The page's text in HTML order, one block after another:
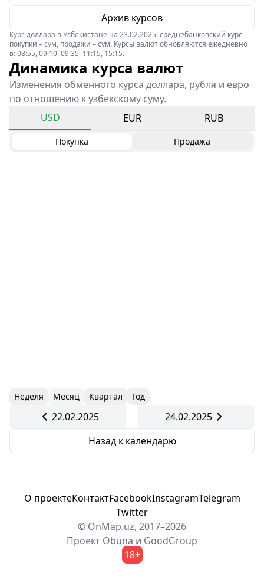
Архив курсов
Курс доллара в Узбекистане на 23.02.2025: среднебанковский курс
покупки – сум, продажи – сум. Курсы валют обновляются ежедневно
в: 08:55, 09:10, 09:35, 11:15, 15:15.
Динамика курса валют
Изменения обменного курса доллара, рубля и евро
по отношению к узбекскому суму.
USD
EUR RUB
Покупка Продажа
Неделя Месяц Квартал Год
22.02.2025
24.02.2025
Назад к календарю
О проектеКонтактFacebookInstagramTelegram
Twitter
© OnMap.uz, 2017–2026
Проект Obuna и GoodGroup
18+